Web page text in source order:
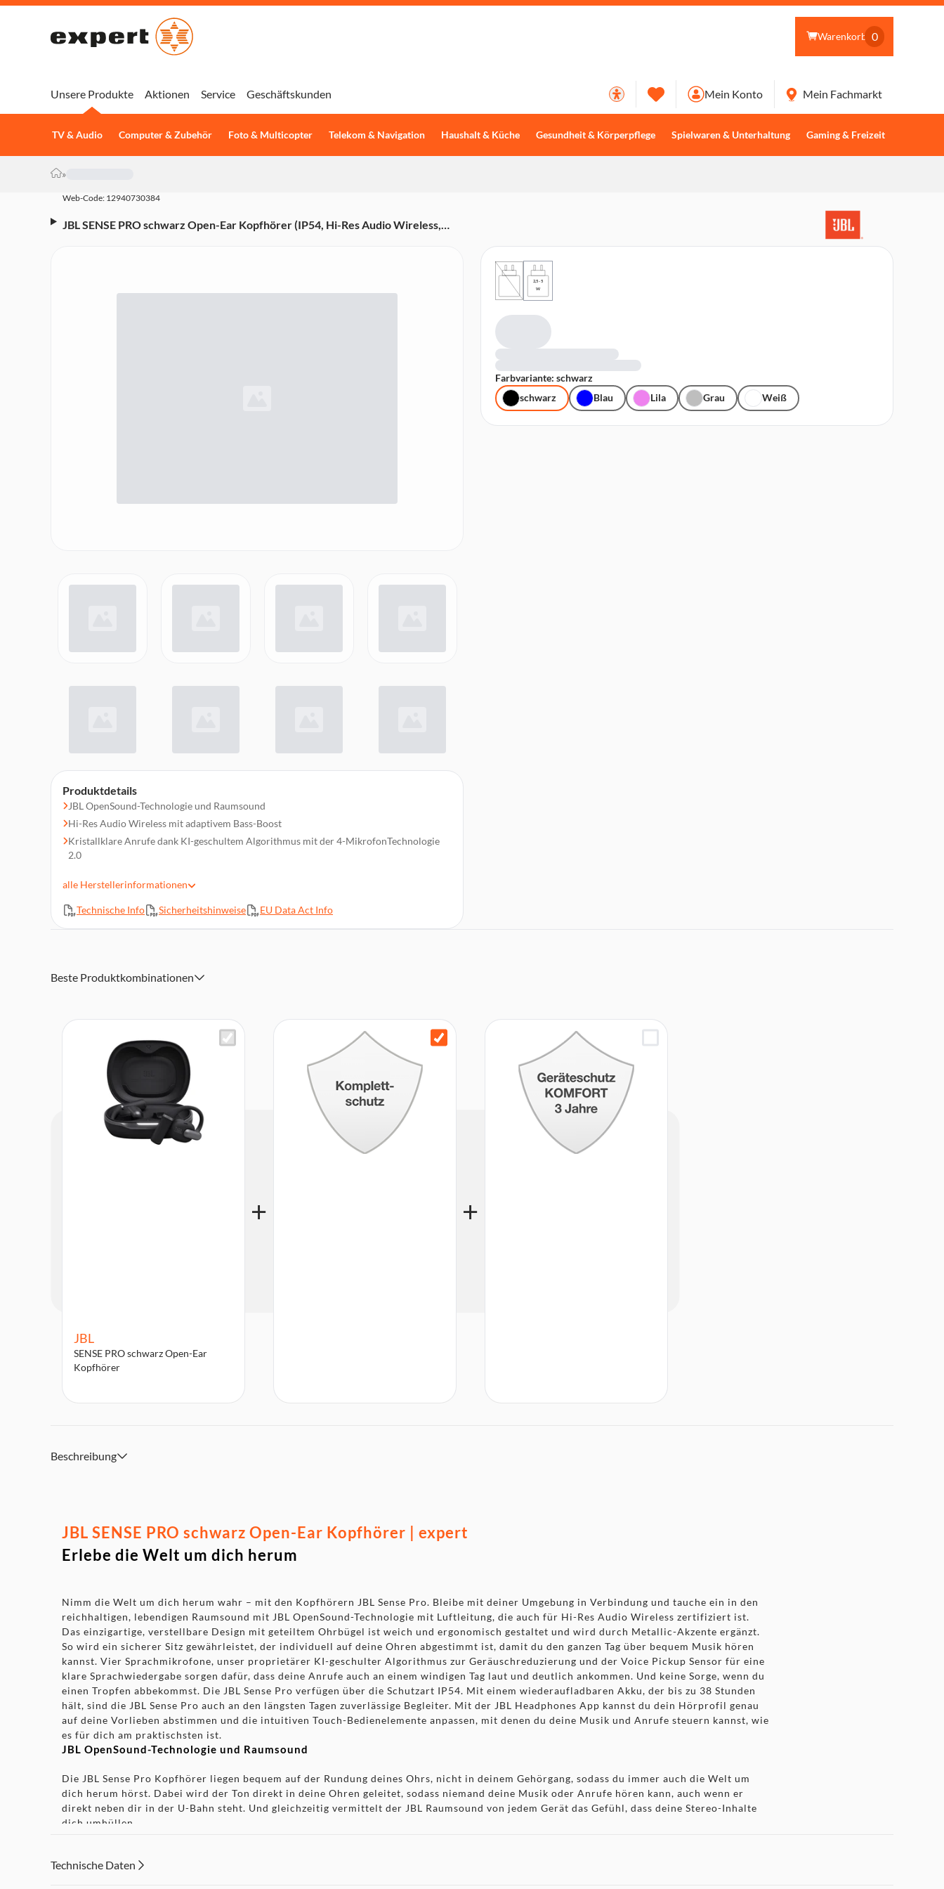
Warenkorb 0
Unsere Produkte
TV & Audio Computer & Zubehör Foto & Multicopter Telekom & Navigation Haushalt & Küche Gesundheit & Körperpflege Spielwaren & Unterhaltung Gaming & Freizeit
Aktionen Service Geschäftskunden Mein Konto Mein Fachmarkt
»
Web-Code: 12940730384
JBL SENSE PRO schwarz Open-Ear Kopfhörer (IP54, Hi-Res Audio Wireless,
Produktdetails
JBL OpenSound-Technologie und Raumsound
Hi-Res Audio Wireless mit adaptivem Bass-Boost
Kristallklare Anrufe dank KI-geschultem Algorithmus mit der 4-MikrofonTechnologie
2.0
Entwickelt für ganztägigen Tragekomfort
Personalisierbar mit der JBL Headphones App
alle Herstellerinformationen
Technische Info Sicherheitshinweise EU Data Act Info
2,5 - 5
W
Farbvariante: schwarz
schwarz
Blau Lila Grau Weiß
Beste Produktkombinationen
JBL
SENSE PRO schwarz Open-Ear
Kopfhörer
Beschreibung
JBL SENSE PRO schwarz Open-Ear Kopfhörer | expert
Erlebe die Welt um dich herum
Nimm die Welt um dich herum wahr – mit den Kopfhörern JBL Sense Pro. Bleibe mit deiner Umgebung in Verbindung und tauche ein in den
reichhaltigen, lebendigen Raumsound mit JBL OpenSound-Technologie mit Luftleitung, die auch für Hi-Res Audio Wireless zertifiziert ist.
Das einzigartige, verstellbare Design mit geteiltem Ohrbügel ist weich und ergonomisch gestaltet und wird durch Metallic-Akzente ergänzt.
So wird ein sicherer Sitz gewährleistet, der individuell auf deine Ohren abgestimmt ist, damit du den ganzen Tag über bequem Musik hören
kannst. Vier Sprachmikrofone, unser proprietärer KI-geschulter Algorithmus zur Geräuschreduzierung und der Voice Pickup Sensor für eine
klare Sprachwiedergabe sorgen dafür, dass deine Anrufe auch an einem windigen Tag laut und deutlich ankommen. Und keine Sorge, wenn du
einen Tropfen abbekommst. Die JBL Sense Pro verfügen über die Schutzart IP54. Mit einem wiederaufladbaren Akku, der bis zu 38 Stunden
hält, sind die JBL Sense Pro auch an den längsten Tagen zuverlässige Begleiter. Mit der JBL Headphones App kannst du dein Hörprofil genau
auf deine Vorlieben abstimmen und die intuitiven Touch-Bedienelemente anpassen, mit denen du deine Musik und Anrufe steuern kannst, wie
es für dich am praktischsten ist.
JBL OpenSound-Technologie und Raumsound
Die JBL Sense Pro Kopfhörer liegen bequem auf der Rundung deines Ohrs, nicht in deinem Gehörgang, sodass du immer auch die Welt um
dich herum hörst. Dabei wird der Ton direkt in deine Ohren geleitet, sodass niemand deine Musik oder Anrufe hören kann, auch wenn er
direkt neben dir in der U-Bahn steht. Und gleichzeitig vermittelt der JBL Raumsound von jedem Gerät das Gefühl, dass deine Stereo-Inhalte
dich umhüllen.
Technische Daten